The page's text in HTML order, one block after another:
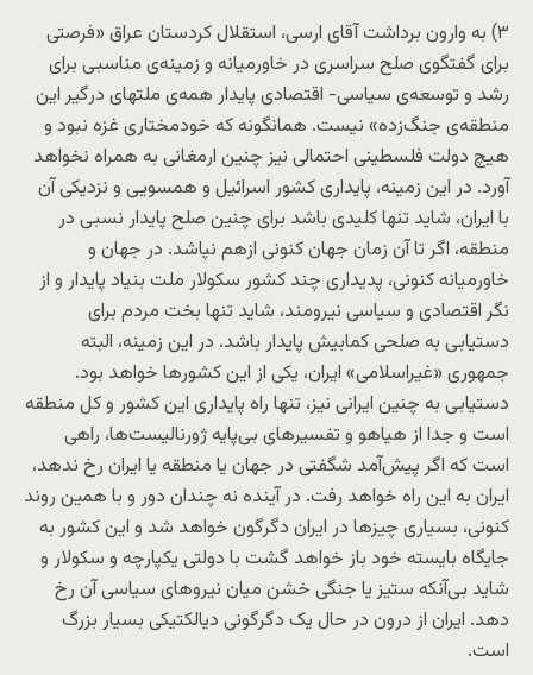
۳) به وارون برداشت آقای ارسی، استقلال کردستان عراق «فرصتی
برای گفتگوی صلح سراسری در خاورمیانه و زمینه‌ی مناسبی برای
رشد و توسعه‌ی سیاسی- اقتصادی پایدار همه‌ی ملتهای درگیر این
منطقه‌ی جنگ‌زده» نیست. همانگونه که خودمختاری غزه نبود و
هیچ دولت فلسطینی احتمالی نیز چنین ارمغانی به همراه نخواهد
آورد. در این زمینه، پایداری کشور اسرائیل و همسویی و نزدیکی آن
با ایران، شاید تنها کلید‌ی باشد برای چنین صلح پایدار نسبی در
منطقه، اگر تا آن زمان جهان کنونی ازهم نپاشد. در جهان و
خاورمیانه کنونی، پدیداری چند کشور سکولار ملت بنیاد پایدار و از
نگر اقتصادی و سیاسی نیرومند، شاید تنها بخت مردم برای
دستیابی به صلحی کمابیش پایدار باشد. در این زمینه، البته
جمهوری «غیراسلامی» ایران، یکی از این کشورها خواهد بود.
دستیابی به چنین ایرانی نیز، تنها راه پایداری این کشور و کل منطقه
است و جدا از هیاهو و تفسیرهای بی‌پایه ژورنالیست‌ها، راهی
است که اگر پیش‌آمد شگفتی در جهان یا منطقه یا ایران رخ ندهد،
ایران به این راه خواهد رفت. در آینده نه چندان دور و با همین روند
کنونی، بسیاری چیزها در ایران دگرگون خواهد شد و این کشور به
جایگاه بایسته خود باز خواهد گشت با دولتی یکپارچه و سکولار و
شاید بی‌آنکه ستیز یا جنگی خشن میان نیروهای سیاسی آن رخ
دهد. ایران از درون در حال یک دگرگونی دیالکتیکی بسیار بزرگ
است.